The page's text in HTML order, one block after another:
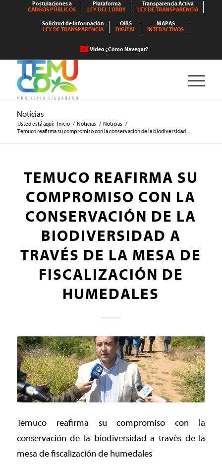
Postulaciones a
CARGOS PÚBLICOS
Plataforma
LEY DEL LOBBY
Transparencia Activa
LEY DE TRANSPARENCIA
Solicitud de Información
LEY DE TRANSPARENCIA
OIRS
DIGITAL
MAPAS
INTERACTIVOS
Video ¿Cómo Navegar?
Noticias
Usted está aquí: Inicio / Noticias / Noticias /
Temuco reafirma su compromiso con la conservación de la biodiversidad ...
TEMUCO REAFIRMA SU
COMPROMISO CON LA
CONSERVACIÓN DE LA
BIODIVERSIDAD A
TRAVÉS DE LA MESA DE
FISCALIZACIÓN DE
HUMEDALES
Temuco reafirma su compromiso con la
conservación de la biodiversidad a través de la
mesa de fiscalización de humedales